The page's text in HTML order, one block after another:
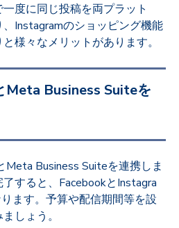
度に同じ投稿を両プラット
Instagramのショッピング機能
様々なメリットがあります。
Meta Business Suiteを
Meta Business Suiteを連携しま
すると、FacebookとInstagra
ます。予算や配信期間等を設
しょう。